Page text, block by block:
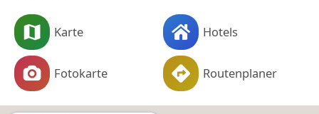
Karte Hotels
Fotokarte Routenplaner